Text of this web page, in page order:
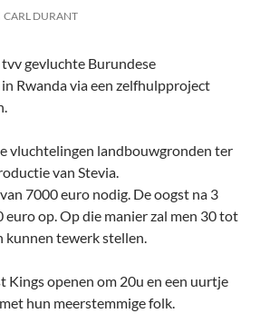
CARL DURANT
gevluchte Burundese
Rwanda via een zelfhulpproject
vluchtelingen landbouwgronden ter
van Stevia.
7000 euro nodig. De oogst na 3
op. Op die manier zal men 30 tot
tewerk stellen.
Kings openen om 20u en een uurtje
hun meerstemmige folk.